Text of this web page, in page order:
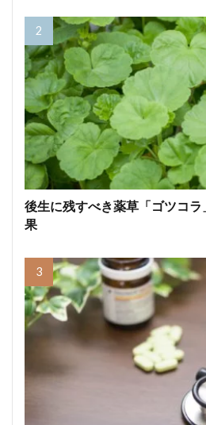
後生に残すべき薬草「ゴツコ
果